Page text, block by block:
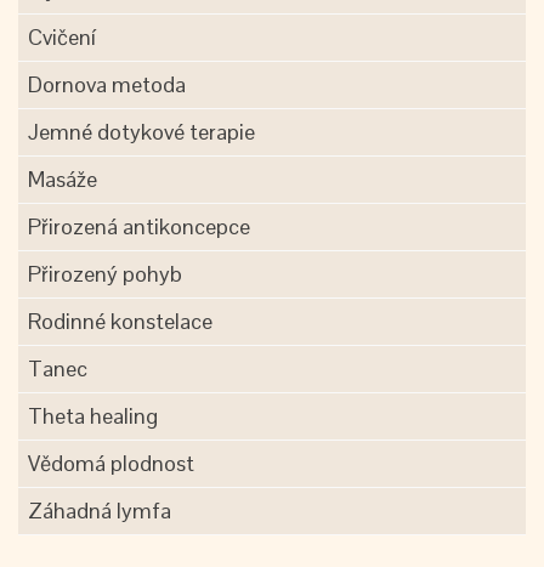
Cvičení
Dornova metoda
Jemné dotykové terapie
Masáže
Přirozená antikoncepce
Přirozený pohyb
Rodinné konstelace
Tanec
Theta healing
Vědomá plodnost
Záhadná lymfa